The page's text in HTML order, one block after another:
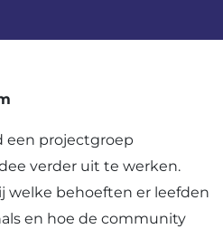
een projectgroep
verder uit te werken.
welke behoeften er leefden
en hoe de community